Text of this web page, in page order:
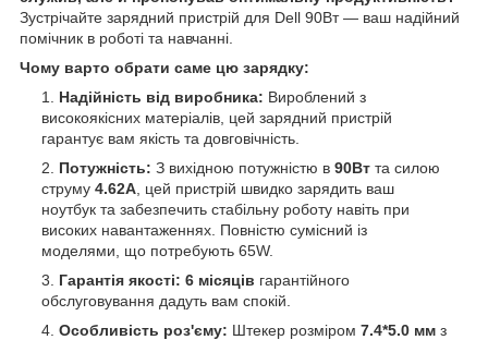
Зустрічайте зарядний пристрій для Dell 90Вт — ваш надійний
помічник в роботі та навчанні.
Чому варто обрати саме цю зарядку:
Надійність від виробника: Вироблений з
високоякісних матеріалів, цей зарядний пристрій
гарантує вам якість та довговічність.
Потужність: З вихідною потужністю в 90Вт та силою
струму 4.62А , цей пристрій швидко зарядить ваш
ноутбук та забезпечить стабільну роботу навіть при
високих навантаженнях. Повністю сумісний із
моделями, що потребують 65W.
Гарантія якості: 6 місяців гарантійного
обслуговування дадуть вам спокій.
Особливість роз'єму: Штекер розміром 7.4*5.0 мм з